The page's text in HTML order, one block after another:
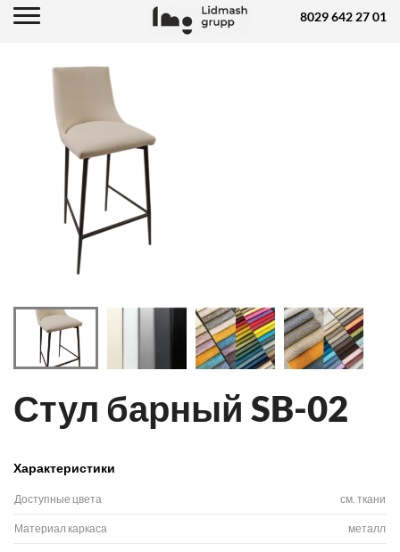
8029 642 27 01
Стул барный SB-02
Характеристики
Доступные цвета см. ткани
Материал каркаса металл